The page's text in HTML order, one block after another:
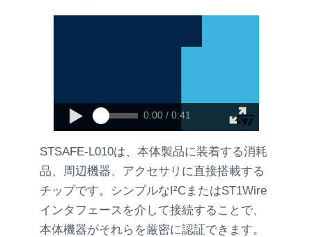
0:00 / 0:41
STSAFE-L010は、本体製品に装着する消耗
品、周辺機器、アクセサリに直接搭載する
チップです。シンプルなI²CまたはST1Wire
インタフェースを介して接続することで、
本体機器がそれらを厳密に認証できます。